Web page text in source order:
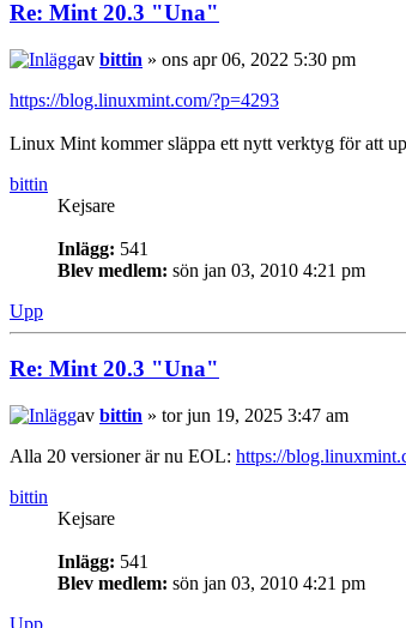
Re: Mint 20.3 "Una"
av bittin » ons apr 06, 2022 5:30 pm
https://blog.linuxmint.com/?p=4293
Linux Mint kommer släppa ett nytt verktyg för att
bittin
Kejsare
Inlägg: 541
Blev medlem: sön jan 03, 2010 4:21 pm
Upp
Re: Mint 20.3 "Una"
av bittin » tor jun 19, 2025 3:47 am
Alla 20 versioner är nu EOL: https://
bittin
Kejsare
Inlägg: 541
Blev medlem: sön jan 03, 2010 4:21 pm
Upp